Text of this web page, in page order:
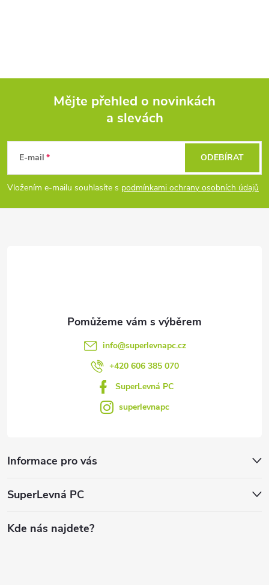
p
a
Mějte přehled o novinkách
a slevách
E-mail
Vložením e-mailu souhlasíte s podmínkami ochrany osobních údajů
ODEBÍRAT
info@superlevnapc.cz
+420 606 385 070
SuperLevná PC
superlevnapc
Informace pro vás
SuperLevná PC
Kde nás najdete?